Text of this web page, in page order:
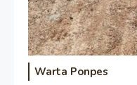
Warta Ponpes